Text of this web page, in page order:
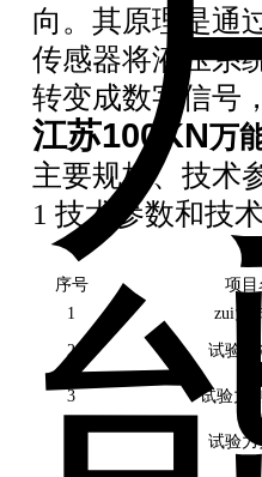
向。其原理是通
传感器将液压系
转变成数字信号
江苏100KN万
主要规格、技术
1技术参数和技
序号
项目
1
zui大
2 试验力
3 试验力
试验力